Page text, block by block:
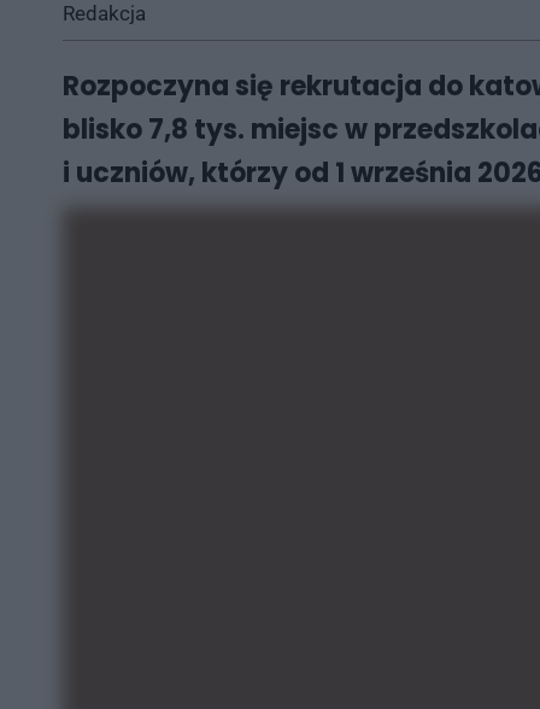
Redakcja
Rozpoczyna się rekrutacja do
blisko 7,8 tys. miejsc w
i uczniów, którzy od 1 września